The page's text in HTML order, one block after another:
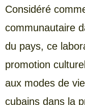
Considéré
communautaire
du pays, ce
promotion
aux modes de
cubains dans la